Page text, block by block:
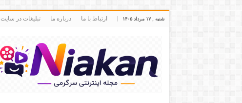
شنبه , ۱۷ مرداد ۱۴۰۵ ارتباط با ما درباره ما تبلیغات در سایت